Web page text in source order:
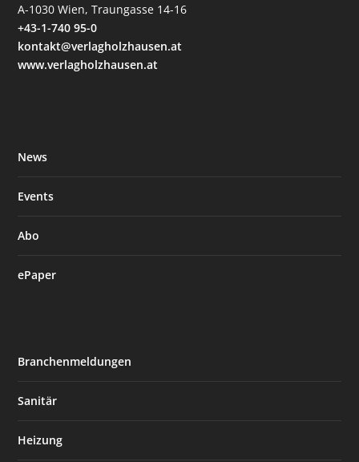
A-1030 Wien, Traungasse 14-16
+43-1-740 95-0
kontakt@verlagholzhausen.at
www.verlagholzhausen.at
News
Events
Abo
ePaper
Branchenmeldungen
Sanitär
Heizung